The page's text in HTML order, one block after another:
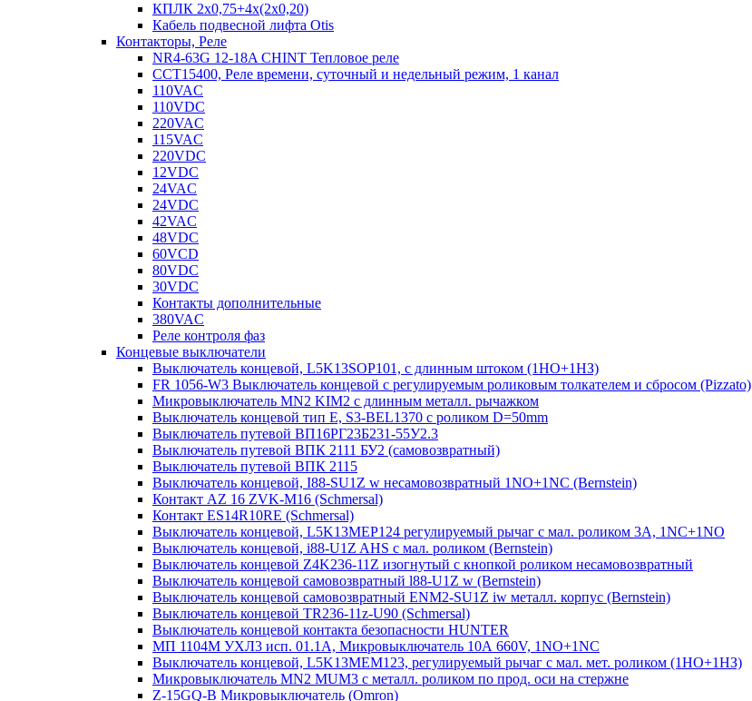
КПЛК 2х0,75+4х(2х0,20)
Кабель подвесной лифта Otis
Контакторы, Реле
NR4-63G 12-18A CHINT Тепловое реле
CCT15400, Реле времени, суточный и недельный режим, 1 канал
110VAC
110VDC
220VAC
115VAC
220VDC
12VDC
24VAC
24VDC
42VAC
48VDC
60VCD
80VDC
30VDC
Контакты дополнительные
380VAC
Реле контроля фаз
Концевые выключатели
Выключатель концевой, L5K13SOP101, с длинным штоком (1НО+1НЗ)
FR 1056-W3 Выключатель концевой с регулируемым роликовым толкателем и сбросом (Pizzato)
Микровыключатель MN2 KIM2 с длинным металл. рычажком
Выключатель концевой тип Е, S3-BEL1370 с роликом D=50mm
Выключатель путевой ВП16РГ23Б231-55У2.3
Выключатель путевой ВПК 2111 БУ2 (самовозвратный)
Выключатель путевой ВПК 2115
Выключатель концевой, I88-SU1Z w несамовозвратный 1NO+1NC (Bernstein)
Контакт AZ 16 ZVK-M16 (Schmersal)
Контакт ES14R10RE (Schmersal)
Выключатель концевой, L5K13MEP124 регулируемый рычаг с мал. роликом 3А, 1NC+1NO
Выключатель концевой, i88-U1Z AHS с мал. роликом (Bernstein)
Выключатель концевой Z4K236-11Z изогнутый с кнопкой роликом несамовозвратный
Выключатель концевой самовозвратный l88-U1Z w (Bernstein)
Выключатель концевой самовозвратный ENM2-SU1Z iw металл. корпус (Bernstein)
Выключатель концевой TR236-11z-U90 (Schmersal)
Выключатель концевой контакта безопасности HUNTER
МП 1104М УХЛ3 исп. 01.1А, Микровыключатель 10А 660V, 1NO+1NC
Выключатель концевой, L5K13MEM123, регулируемый рычаг с мал. мет. роликом (1НО+1НЗ)
Микровыключатель MN2 MUM3 с металл. роликом по прод. оси на стержне
Z-15GQ-B Микровыключатель (Omron)